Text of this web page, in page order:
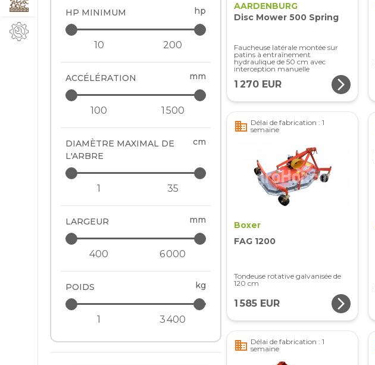
HP MINIMUM hp
ACCÉLÉRATION mm
DIAMÈTRE MAXIMAL DE
L'ARBRE
cm
LARGEUR mm
POIDS kg
AARDENBURG
Disc Mower 500 Spring
Faucheuse latérale montée sur
patins à entraînement
hydraulique de 50 cm avec
interception manuelle
1 270 EUR arrow_forward_ios
business Délai de fabrication : 1
semaine
Boxer
FAG 1200
Tondeuse rotative galvanisée de
120 cm
1 585 EUR arrow_forward_ios
business Délai de fabrication : 1
semaine